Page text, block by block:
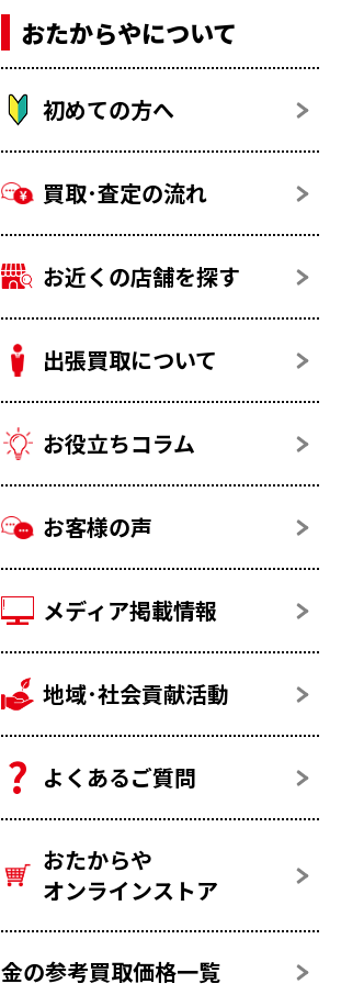
おたからやについて
初めての方へ
買取･査定の流れ
お近くの店舗を探す
出張買取について
お役立ちコラム
お客様の声
メディア掲載情報
地域･社会貢献活動
よくあるご質問
おたからや
オンラインストア
金の参考買取価格一覧